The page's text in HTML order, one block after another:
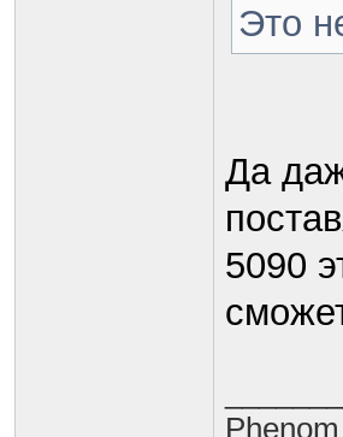
Это
Да
5090